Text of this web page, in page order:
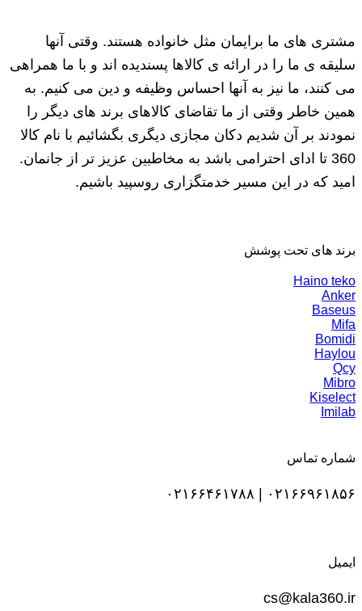
مشتری های ما برایمان مثل خانواده هستند. وقتی آنها
سلیقه ی ما را در ارائه ی کالاها پسندیده اند و با ما همراهی
می کنند، ما نیز به آنها احساس وظیفه و دین می کنیم. به
همین خاطر وقتی از ما تقاضای کالاهای برند های دیگر را
نمودند بر آن شدیم دکان مجازی دیگری بگشائیم با نام کالا
360 تا ادای احترامی باشد به مخاطبین عزیز تر از جانمان.
امید که در این مسیر خدمتگزاری روسپید باشیم.
برند های تحت پوشش
Haino teko
Anker
Baseus
Mifa
Bomidi
Haylou
Qcy
Mibro
Kiselect
Imilab
شماره تماس
۰۲۱۶۶۹۶۱۸۵۶ | ۰۲۱۶۶۴۶۱۷۸۸
ایمیل
cs@kala360.ir